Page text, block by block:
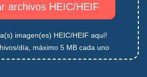
archivos HEIC/HEIF
imagen(es) HEIC/HEIF aquí!
día, máximo 5 MB cada uno